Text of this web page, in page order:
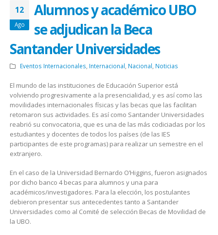
12
Ago
Alumnos y académico UBO
se adjudican la Beca
Santander Universidades
Eventos Internacionales Internacional Nacional Noticias
El mundo de las instituciones de Educación Superior está
volviendo progresivamente a la presencialidad, y es así como las
movilidades internacionales físicas y las becas que las facilitan
retomaron sus actividades. Es así como Santander Universidades
reabrió su convocatoria, que es una de las más codiciadas por los
estudiantes y docentes de todos los países (de las IES
participantes de este programas) para realizar un semestre en el
extranjero.
En el caso de la Universidad Bernardo O’Higgins, fueron asignados
por dicho banco 4 becas para alumnos y una para
académicos/investigadores. Para la elección, los postulantes
debieron presentar sus antecedentes tanto a Santander
Universidades como al Comité de selección Becas de Movilidad de
la UBO.